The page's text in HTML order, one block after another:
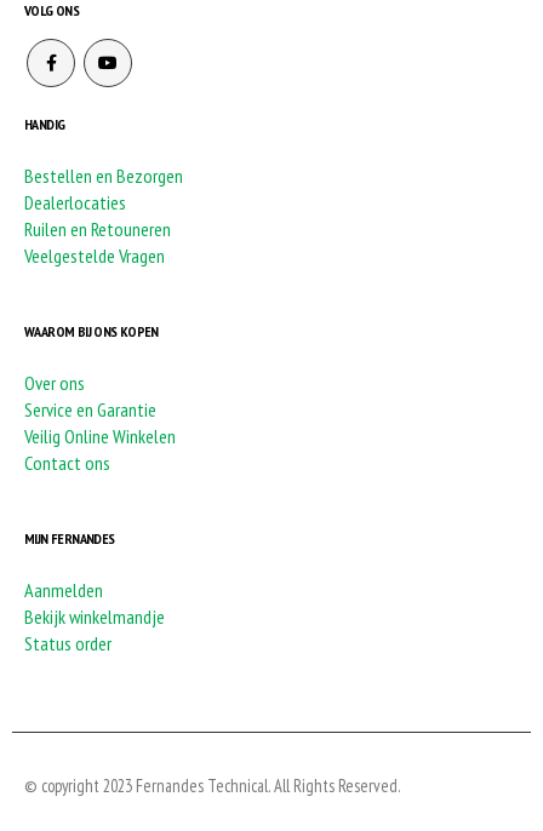
VOLG ONS
HANDIG
Bestellen en Bezorgen
Dealerlocaties
Ruilen en Retouneren
Veelgestelde Vragen
WAAROM BIJ ONS KOPEN
Over ons
Service en Garantie
Veilig Online Winkelen
Contact ons
MIJN FERNANDES
Aanmelden
Bekijk winkelmandje
Status order
© copyright 2023 Fernandes Technical. All Rights Reserved.